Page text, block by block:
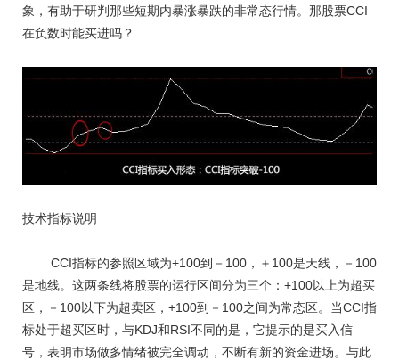
象，有助于研判那些短期内暴涨暴跌的非常态行情。那股票CCI
在负数时能买进吗？
技术指标说明
CCI指标的参照区域为+100到－100，＋100是天线，－100
是地线。这两条线将股票的运行区间分为三个：+100以上为超买
区，－100以下为超卖区，+100到－100之间为常态区。当CCI指
标处于超买区时，与KDJ和RSI不同的是，它提示的是买入信
号，表明市场做多情绪被完全调动，不断有新的资金进场。与此